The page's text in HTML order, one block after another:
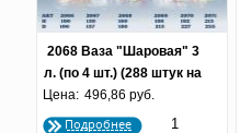
2068 Ваза "Шаровая" 3
л. (по 4 шт.) (288 штук на
паллете)
Цена: 496,86 руб.
Подробнее